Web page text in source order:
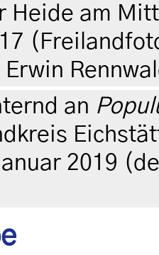
Heide am
an
2019